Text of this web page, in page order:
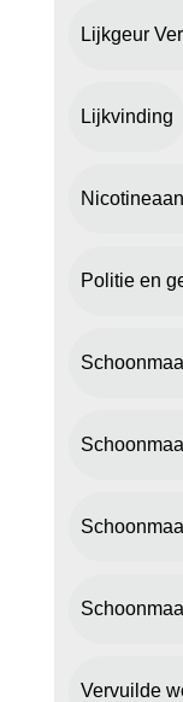
Lijkgeur
Lijkvinding
Politie en
Vervuilde